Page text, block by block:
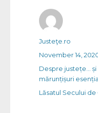
Author
Justeţe.ro
Posted
November 14,
Categories
Despre justețe...
mărunțișuri
Tags
Lăsatul Secului de